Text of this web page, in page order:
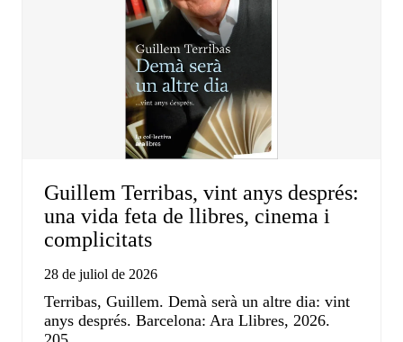
Guillem Terribas, vint anys després:
una vida feta de llibres, cinema i
complicitats
28 de juliol de 2026
Terribas, Guillem. Demà serà un altre dia: vint
anys després. Barcelona: Ara Llibres, 2026.